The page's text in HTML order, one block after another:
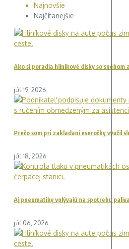
Najnovšie
Najčítanejšie
Ako si poradia hliníkové disky so snehom
júl 19, 2026
Prečo som pri zakladaní eseročky využil
júl 18, 2026
Aj pneumatiky vplývajú na spotrebu
júl 06, 2026